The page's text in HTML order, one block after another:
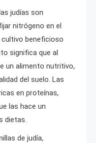
judías son
nitrógeno en el
cultivo beneficioso
significa que al
un alimento nutritivo,
del suelo. Las
en proteínas,
las hace un
dietas.
de judía,